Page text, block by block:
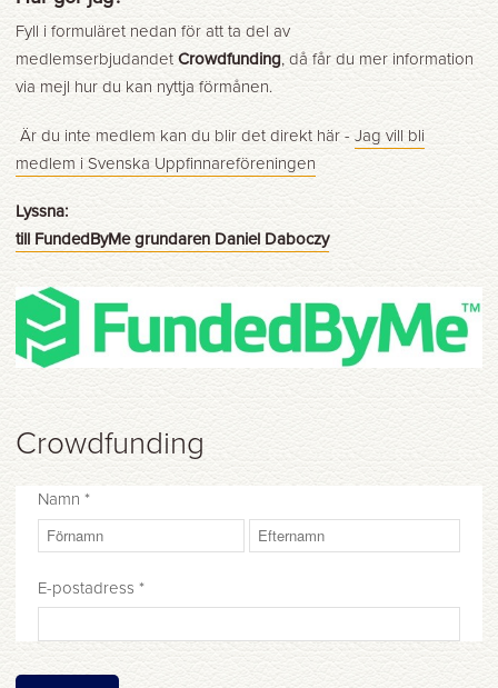
Fyll i formuläret nedan för att ta del av
medlemserbjudandetCrowdfunding, då får du mer information
via mejl hur du kan nyttja förmånen.
Är du inte medlem kan du blir det direkt här -Jag vill bli
medlem i Svenska Uppfinnareföreningen
Lyssna:
till FundedByMe grundaren Daniel Daboczy
Crowdfunding
Namn*
E-postadress*